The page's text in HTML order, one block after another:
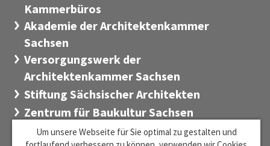
Kammerbüros
Akademie der Architektenkammer
Sachsen
Versorgungswerk der
Architektenkammer Sachsen
Stiftung Sächsischer Architekten
Zentrum für Baukultur Sachsen
Um unsere Webseite für Sie optimal zu gestalten und